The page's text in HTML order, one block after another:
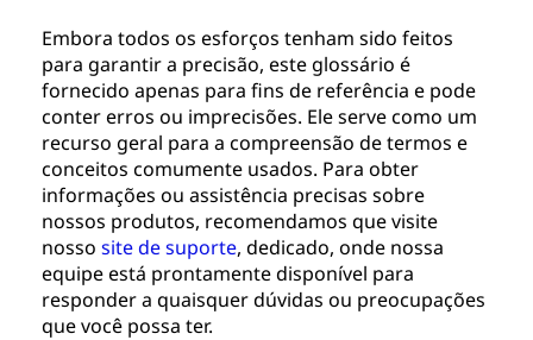
Embora todos os esforços tenham sido feitos
para garantir a precisão, este glossário é
fornecido apenas para fins de referência e pode
conter erros ou imprecisões. Ele serve como um
recurso geral para a compreensão de termos e
conceitos comumente usados. Para obter
informações ou assistência precisas sobre
nossos produtos, recomendamos que visite
nossosite de suporte, dedicado, onde nossa
equipe está prontamente disponível para
responder a quaisquer dúvidas ou preocupações
que você possa ter.